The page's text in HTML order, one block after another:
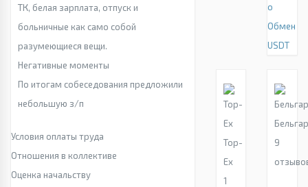
ТК, белая зарплата, отпуск и
больничные как само собой
разумеющиеся вещи.
Негативные моменты
По итогам собеседования предложили
небольшую з/п
Условия оплаты труда
Отношения в коллективе
Оценка начальству
о
Обмен
USDT
Top-
Ex
1
9